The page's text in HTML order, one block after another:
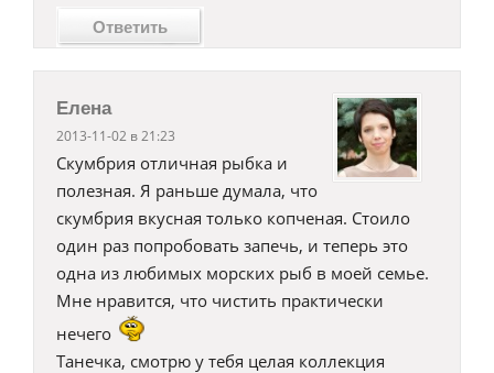
Ответить
Елена
2013-11-02 в 21:23
Скумбрия отличная рыбка и
полезная. Я раньше думала, что
скумбрия вкусная только копченая. Стоило
один раз попробовать запечь, и теперь это
одна из любимых морских рыб в моей семье.
Мне нравится, что чистить практически
нечего
Танечка, смотрю у тебя целая коллекция